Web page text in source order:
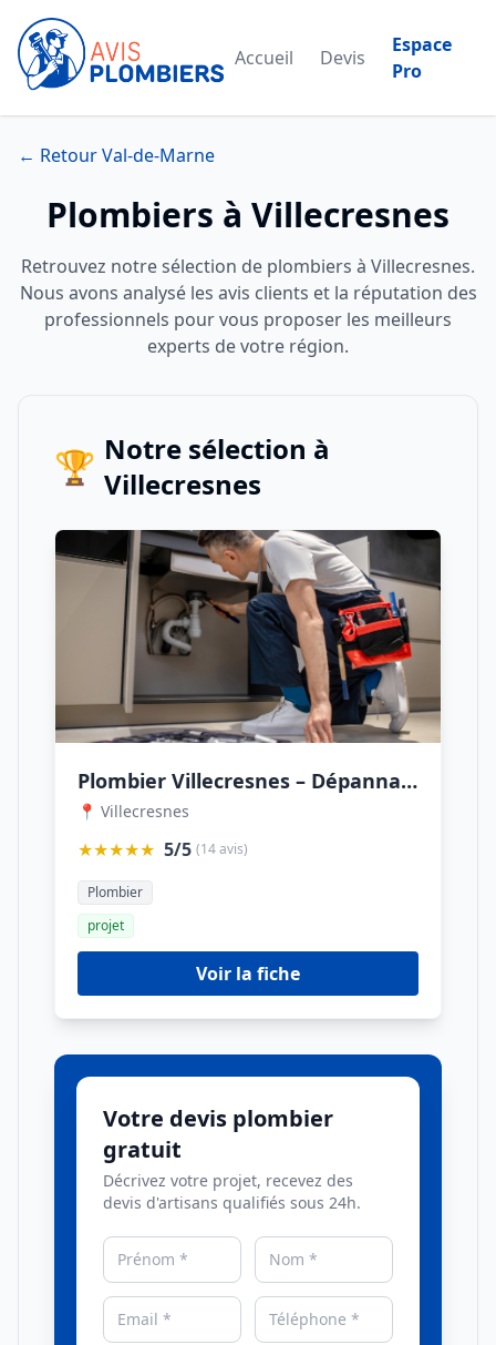
Accueil Devis
Espace
Pro
← Retour Val-de-Marne
Plombiers à Villecresnes
Retrouvez notre sélection de plombiers à Villecresnes.
Nous avons analysé les avis clients et la réputation des
professionnels pour vous proposer les meilleurs
experts de votre région.
🏆 Notre sélection à
Villecresnes
Plombier Villecresnes – Dépannage Urgent
📍 Villecresnes
★★★★★ 5/5 (14 avis)
Plombier
projet
Voir la fiche
Votre devis plombier
gratuit
Décrivez votre projet, recevez des
devis d'artisans qualifiés sous 24h.